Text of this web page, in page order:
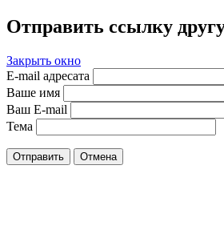
Отправить ссылку
Закрыть окно
E-mail адресата
Ваше имя
Ваш E-mail
Тема
Отправить Отмена